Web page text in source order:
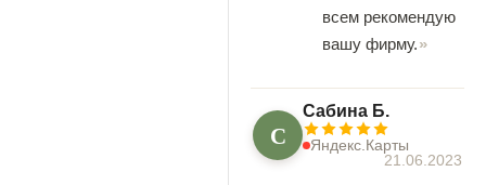
всем рекомендую
вашу фирму.
С
Сабина Б.
Яндекс.Карты
21.06.2023